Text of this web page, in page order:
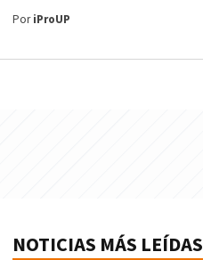
PoriProUP
NOTICIAS MÁS LEÍDAS